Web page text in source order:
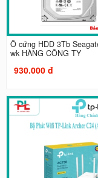
Ổ cứng HDD 3Tb
wk HÀNG CÔNG TY
930.000 đ